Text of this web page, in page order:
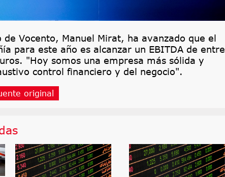
de Vocento, Manuel Mirat, ha avanzado que el
para este año es alcanzar un EBITDA de entre
"Hoy somos una empresa más sólida y
control financiero y del negocio".
original